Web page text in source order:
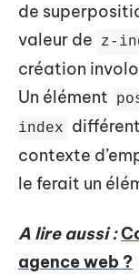
de
valeur de
z-
création
Un élément
index
contexte
le ferait un
A lire aussi :
agence web ?